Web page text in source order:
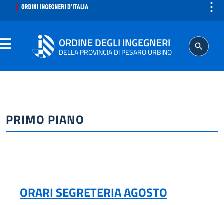
⋮
ORDINE DEGLI INGEGNERI
DELLA PROVINCIA DI PESARO URBINO
SEGRETERIA
AGGIORNAMENTO PROFESSIONALE
PRIMO PIANO
ORARI SEGRETERIA AGOSTO